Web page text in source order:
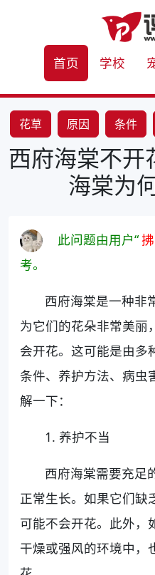
首页 学校
花草 原因 条件
西府海棠不开
海棠为
此问题由用户“
考。
西府海棠是一种非
为它们的花朵非常美丽
会开花。这可能是由多
条件、养护方法、病虫
解一下：
1. 养护不当
西府海棠需要充足
正常生长。如果它们缺
可能不会开花。此外，
干燥或强风的环境中，